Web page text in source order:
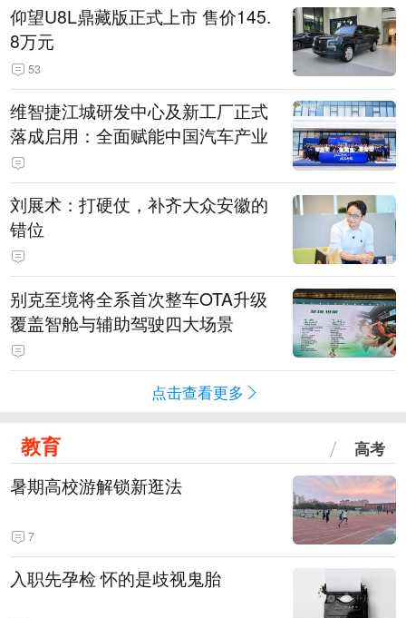
仰望U8L鼎藏版正式上市 售价145.
8万元
53
维智捷江城研发中心及新工厂正式
落成启用：全面赋能中国汽车产业
刘展术：打硬仗，补齐大众安徽的
错位
别克至境将全系首次整车OTA升级
覆盖智舱与辅助驾驶四大场景
点击查看更多
教育 高考
暑期高校游解锁新逛法
7
入职先孕检 怀的是歧视鬼胎